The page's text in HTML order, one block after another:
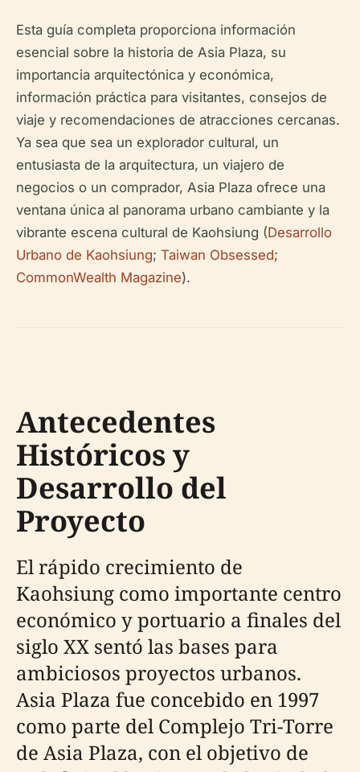
Esta guía completa proporciona información
esencial sobre la historia de Asia Plaza, su
importancia arquitectónica y económica,
información práctica para visitantes, consejos de
viaje y recomendaciones de atracciones cercanas.
Ya sea que sea un explorador cultural, un
entusiasta de la arquitectura, un viajero de
negocios o un comprador, Asia Plaza ofrece una
ventana única al panorama urbano cambiante y la
vibrante escena cultural de Kaohsiung (Desarrollo
Urbano de Kaohsiung; Taiwan Obsessed;
CommonWealth Magazine).
Antecedentes
Históricos y
Desarrollo del
Proyecto
El rápido crecimiento de
Kaohsiung como importante centro
económico y portuario a finales del
siglo XX sentó las bases para
ambiciosos proyectos urbanos.
Asia Plaza fue concebido en 1997
como parte del Complejo Tri-Torre
de Asia Plaza, con el objetivo de